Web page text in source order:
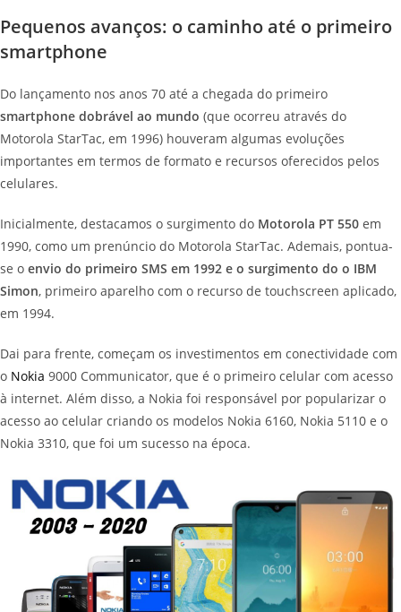
Pequenos avanços: o caminho até o primeiro
smartphone
Do lançamento nos anos 70 até a chegada do primeiro
smartphone dobrável ao mundo (que ocorreu através do
Motorola StarTac, em 1996) houveram algumas evoluções
importantes em termos de formato e recursos oferecidos pelos
celulares.
Inicialmente, destacamos o surgimento do Motorola PT 550 em
1990, como um prenúncio do Motorola StarTac. Ademais, pontua-
se o envio do primeiro SMS em 1992 e o surgimento do o IBM
Simon, primeiro aparelho com o recurso de touchscreen aplicado,
em 1994.
Dai para frente, começam os investimentos em conectividade com
o Nokia 9000 Communicator, que é o primeiro celular com acesso
à internet. Além disso, a Nokia foi responsável por popularizar o
acesso ao celular criando os modelos Nokia 6160, Nokia 5110 e o
Nokia 3310, que foi um sucesso na época.